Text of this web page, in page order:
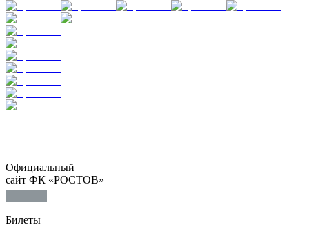
Официальный
сайт ФК «РОСТОВ»
Билеты